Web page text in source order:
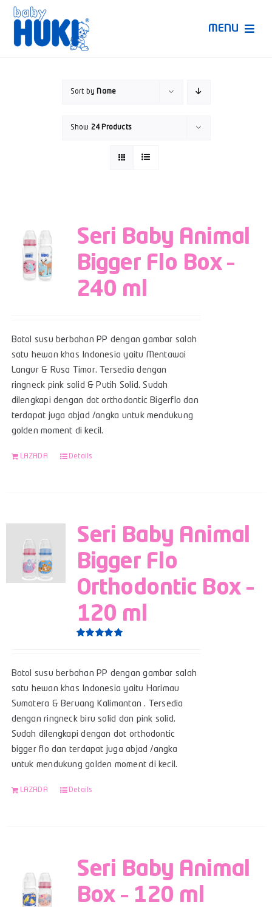
Skip
content
MENU
Sort by Name
Show 24 Products
Seri Baby Animal
Bigger Flo Box –
240 ml
Botol susu berbahan PP dengan gambar salah
satu hewan khas Indonesia yaitu Mentawai
Langur & Rusa Timor. Tersedia dengan
ringneck pink solid & Putih Solid. Sudah
dilengkapi dengan dot orthodontic Bigerflo dan
terdapat juga abjad /angka untuk mendukung
golden moment di kecil.
LAZADA Details
Seri Baby Animal
Bigger Flo
Orthodontic Box –
120 ml
Botol susu berbahan PP dengan gambar salah
satu hewan khas Indonesia yaitu Harimau
Sumatera & Beruang Kalimantan . Tersedia
dengan ringneck biru solid dan pink solid.
Sudah dilengkapi dengan dot orthodontic
bigger flo dan terdapat juga abjad /angka
untuk mendukung golden moment di kecil.
LAZADA Details
Seri Baby Animal
Box – 120 ml